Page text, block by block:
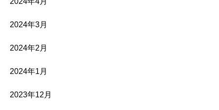
2024年3月
2024年2月
2024年1月
2023年12月